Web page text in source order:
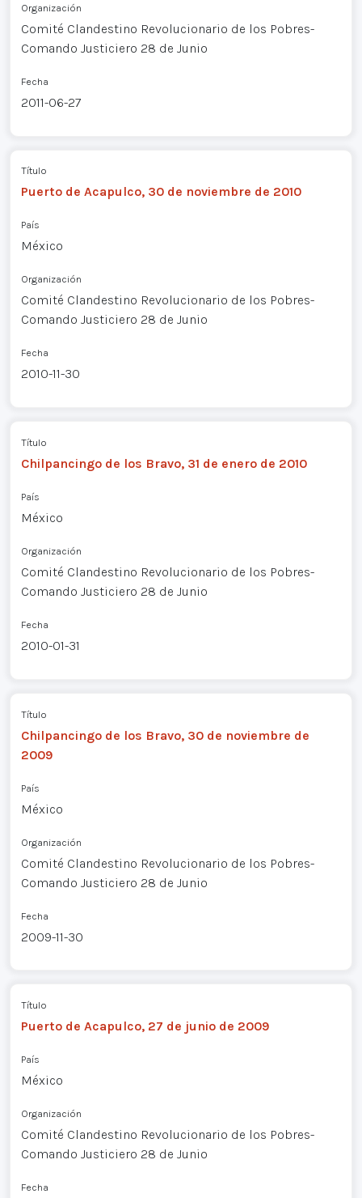
Organización
Comité Clandestino Revolucionario de los Pobres-
Comando Justiciero 28 de Junio
Fecha
2011-06-27
Título
Puerto de Acapulco, 30 de noviembre de 2010
País
México
Organización
Comité Clandestino Revolucionario de los Pobres-
Comando Justiciero 28 de Junio
Fecha
2010-11-30
Título
Chilpancingo de los Bravo, 31 de enero de 2010
País
México
Organización
Comité Clandestino Revolucionario de los Pobres-
Comando Justiciero 28 de Junio
Fecha
2010-01-31
Título
Chilpancingo de los Bravo, 30 de noviembre de
2009
País
México
Organización
Comité Clandestino Revolucionario de los Pobres-
Comando Justiciero 28 de Junio
Fecha
2009-11-30
Título
Puerto de Acapulco, 27 de junio de 2009
País
México
Organización
Comité Clandestino Revolucionario de los Pobres-
Comando Justiciero 28 de Junio
Fecha